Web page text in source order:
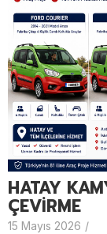
HATAY
ÇEVİRME
15 Mayıs 2026 /